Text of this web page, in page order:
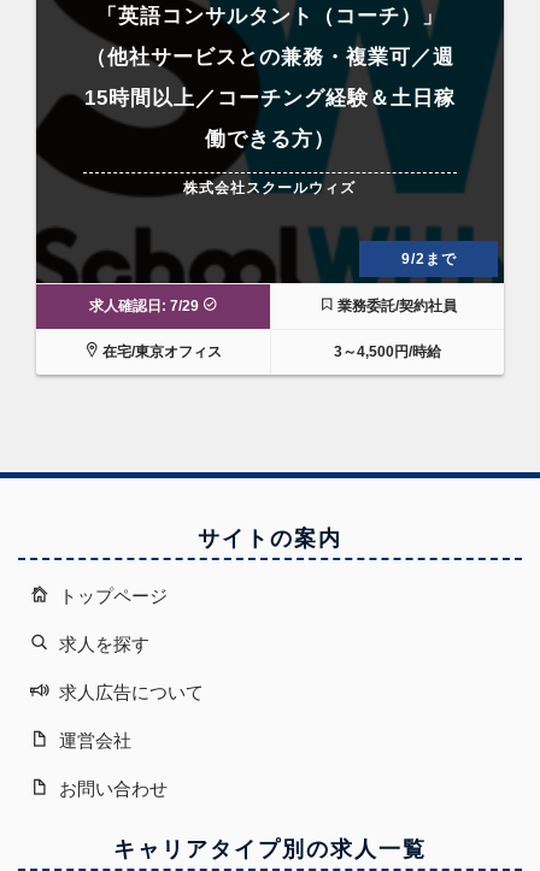
「英語コンサルタント（コーチ）」
（他社サービスとの兼務・複業可／週
15時間以上／コーチング経験＆土日稼
働できる方）
株式会社スクールウィズ
9/2まで
求人確認日: 7/29 業務委託/契約社員
在宅/東京オフィス 3～4,500円/時給
サイトの案内
トップページ
求人を探す
求人広告について
運営会社
お問い合わせ
キャリアタイプ別の求人一覧